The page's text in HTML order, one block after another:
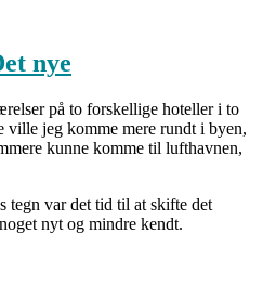
nye
på to forskellige hoteller i to
ville jeg komme mere rundt i byen,
kunne komme til lufthavnen,
tegn var det tid til at skifte det
nyt og mindre kendt.